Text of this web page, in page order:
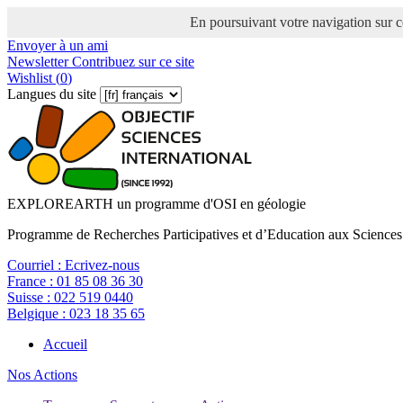
En poursuivant votre navigation sur
Envoyer à un ami
NewsletterContribuez sur ce site
Wishlist (0)
Langues du site
EXPLOREARTH un programme d'OSI en géologie
Programme de Recherches Participatives et d’Education aux
Courriel : Ecrivez-nous
France : 01 85 08 36 30
Suisse : 022 519 0440
Belgique : 023 18 35 65
Accueil
Nos Actions